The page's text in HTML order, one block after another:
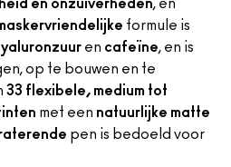
en onzuiverheden, en
formule is
en cafeïne, en is
op te bouwen en te
33 flexibele, medium tot
met een natuurlijke matte
pen is bedoeld voor